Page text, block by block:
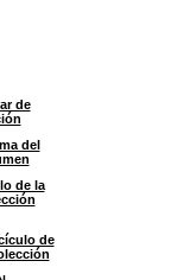
de
del
de la
de